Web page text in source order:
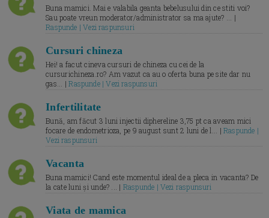
Buna mamici. Mai e valabila geanta bebelusului din ce stiti voi?
Sau poate vreun moderator/administrator sa ma ajute? ... |
Raspunde | Vezi raspunsuri
Cursuri chineza
Hei! a facut cineva cursuri de chineza cu cei de la
cursurichineza.ro? Am vazut ca au o oferta buna pe site dar nu
gas... |Raspunde | Vezi raspunsuri
Infertilitate
Bună, am făcut 3 luni injectii diphereline 3,75 pt ca aveam mici
focare de endometrioza, pe 9 august sunt 2 luni de l... |Raspunde |
Vezi raspunsuri
Vacanta
Buna mamici! Cand este momentul ideal de a pleca in vacanta? De
la cate luni și unde? ... | Raspunde | Vezi raspunsuri
Viata de mamica